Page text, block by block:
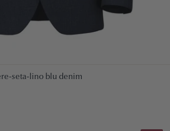
seta-lino blu denim